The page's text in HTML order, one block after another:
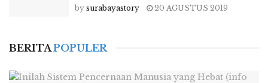
by surabayastory 20 AGUSTUS 2019
BERITAPOPULER